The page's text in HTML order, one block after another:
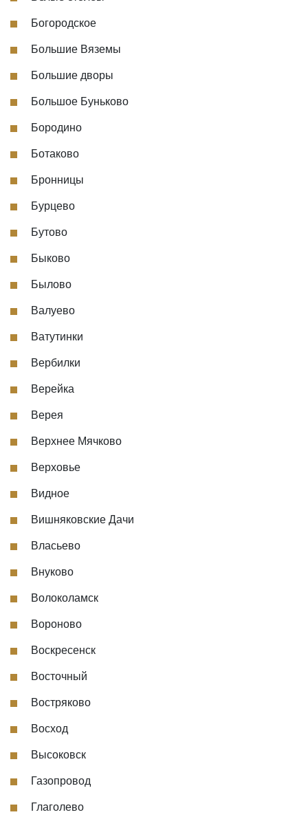
Богородское
Большие Вяземы
Большие дворы
Большое Буньково
Бородино
Ботаково
Бронницы
Бурцево
Бутово
Быково
Былово
Валуево
Ватутинки
Вербилки
Верейка
Верея
Верхнее Мячково
Верховье
Видное
Вишняковские Дачи
Власьево
Внуково
Волоколамск
Вороново
Воскресенск
Восточный
Востряково
Восход
Высоковск
Газопровод
Глаголево